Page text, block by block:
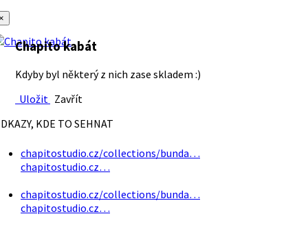
Chapito kabát
Kdyby byl některý z nich zase skladem :)
Uložit Zavřít
KDE TO SEHNAT
chapitostudio.cz/collections/bunda…
chapitostudio.cz…
chapitostudio.cz/collections/bunda…
chapitostudio.cz…